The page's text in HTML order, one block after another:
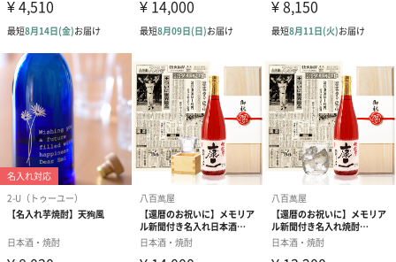
酒器
■素材／繊維
陶磁器
■サイズ
高さ80mmX直径60mm
■内容量／内容物
器・木箱
■食洗機利用
不可
備考
20歳未満の飲酒は法律で禁止されています。